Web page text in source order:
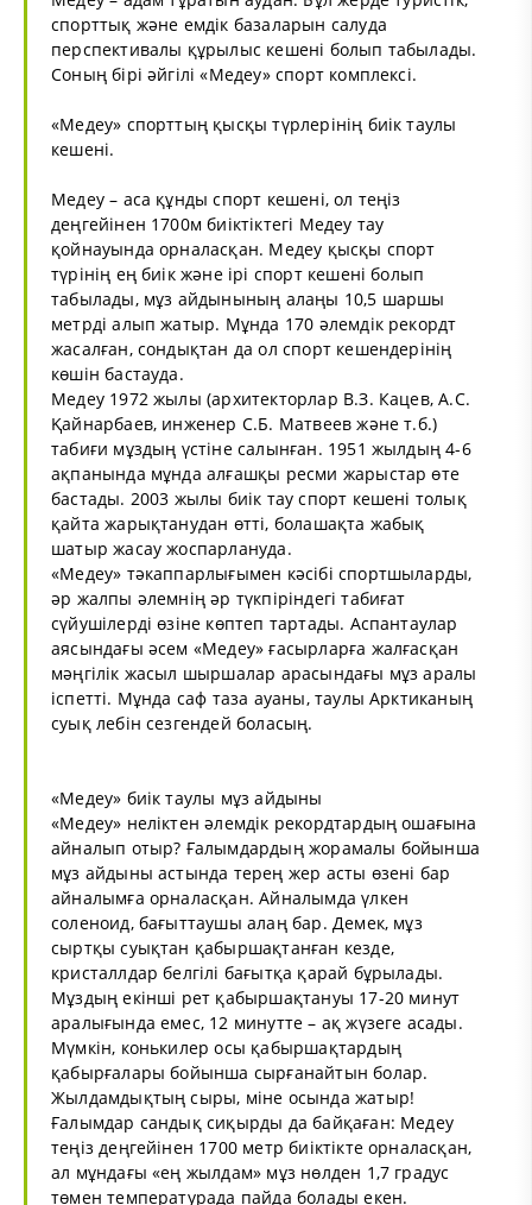
спорттық және емдік базаларын салуда
перспективалы құрылыс кешені болып табылады.
Соның бірі әйгілі «Медеу» спорт комплексі.
«Медеу» спорттың қысқы түрлерінің биік таулы
кешені.
Медеу – аса құнды спорт кешені, ол теңіз
деңгейінен 1700м биіктіктегі Медеу тау
қойнауында орналасқан. Медеу қысқы спорт
түрінің ең биік және ірі спорт кешені болып
табылады, мұз айдынының алаңы 10,5 шаршы
метрді алып жатыр. Мұнда 170 әлемдік рекордт
жасалған, сондықтан да ол спорт кешендерінің
көшін бастауда.
Медеу 1972 жылы (архитекторлар В.З. Кацев, А.С.
Қайнарбаев, инженер С.Б. Матвеев және т.б.)
табиғи мұздың үстіне салынған. 1951 жылдың 4-6
ақпанында мұнда алғашқы ресми жарыстар өте
бастады. 2003 жылы биік тау спорт кешені толық
қайта жарықтанудан өтті, болашақта жабық
шатыр жасау жоспарлануда.
«Медеу» тәкаппарлығымен кәсібі спортшыларды,
әр жалпы әлемнің әр түкпіріндегі табиғат
сүйушілерді өзіне көптеп тартады. Аспантаулар
аясындағы әсем «Медеу» ғасырларға жалғасқан
мәңгілік жасыл шыршалар арасындағы мұз аралы
іспетті. Мұнда саф таза ауаны, таулы Арктиканың
суық лебін сезгендей боласың.
«Медеу» биік таулы мұз айдыны
«Медеу» неліктен әлемдік рекордтардың ошағына
айналып отыр? Ғалымдардың жорамалы бойынша
мұз айдыны астында терең жер асты өзені бар
айналымға орналасқан. Айналымда үлкен
соленоид, бағыттаушы алаң бар. Демек, мұз
сыртқы суықтан қабыршақтанған кезде,
кристаллдар белгілі бағытқа қарай бұрылады.
Мұздың екінші рет қабыршақтануы 17-20 минут
аралығында емес, 12 минутте – ақ жүзеге асады.
Мүмкін, конькилер осы қабыршақтардың
қабырғалары бойынша сырғанайтын болар.
Жылдамдықтың сыры, міне осында жатыр!
Ғалымдар сандық сиқырды да байқаған: Медеу
теңіз деңгейінен 1700 метр биіктікте орналасқан,
ал мұндағы «ең жылдам» мұз нөлден 1,7 градус
төмен температурада пайда болады екен.